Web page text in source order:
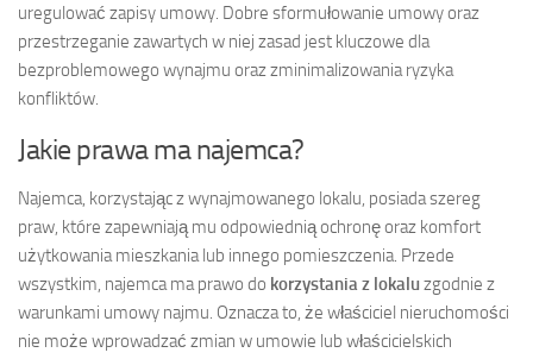
uregulować zapisy umowy. Dobre sformułowanie umowy oraz
przestrzeganie zawartych w niej zasad jest kluczowe dla
bezproblemowego wynajmu oraz zminimalizowania ryzyka
konfliktów.
Jakie prawa ma najemca?
Najemca, korzystając z wynajmowanego lokalu, posiada szereg
praw, które zapewniają mu odpowiednią ochronę oraz komfort
użytkowania mieszkania lub innego pomieszczenia. Przede
wszystkim, najemca ma prawo do korzystania z lokaluzgodnie z
warunkami umowy najmu. Oznacza to, że właściciel nieruchomości
nie może wprowadzać zmian w umowie lub właścicielskich